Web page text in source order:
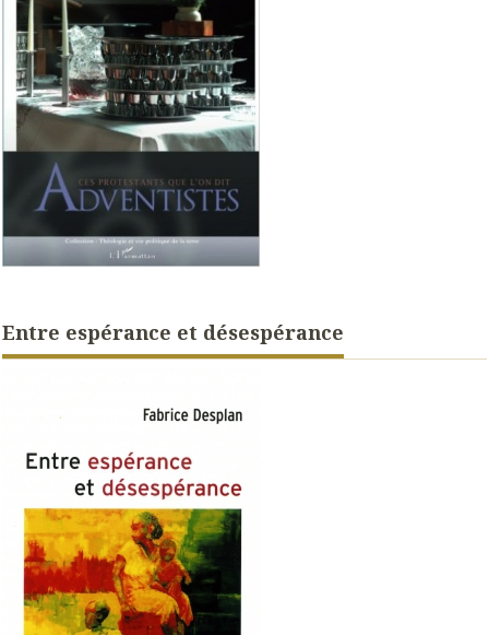
Entre espérance et désespérance